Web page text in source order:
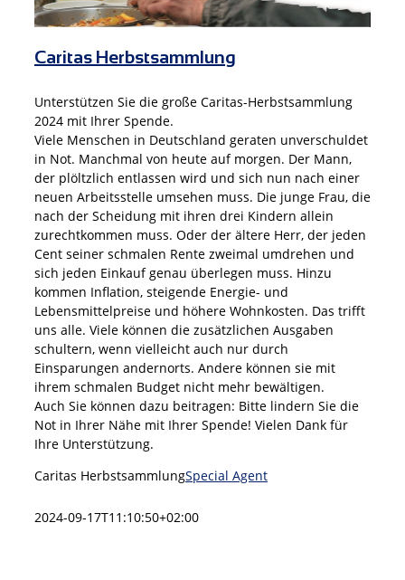
Caritas Herbstsammlung
Unterstützen Sie die große Caritas-Herbstsammlung
2024 mit Ihrer Spende.
Viele Menschen in Deutschland geraten unverschuldet
in Not. Manchmal von heute auf morgen. Der Mann,
der plöltzlich entlassen wird und sich nun nach einer
neuen Arbeitsstelle umsehen muss. Die junge Frau, die
nach der Scheidung mit ihren drei Kindern allein
zurechtkommen muss. Oder der ältere Herr, der jeden
Cent seiner schmalen Rente zweimal umdrehen und
sich jeden Einkauf genau überlegen muss. Hinzu
kommen Inflation, steigende Energie- und
Lebensmittelpreise und höhere Wohnkosten. Das trifft
uns alle. Viele können die zusätzlichen Ausgaben
schultern, wenn vielleicht auch nur durch
Einsparungen andernorts. Andere können sie mit
ihrem schmalen Budget nicht mehr bewältigen.
Auch Sie können dazu beitragen: Bitte lindern Sie die
Not in Ihrer Nähe mit Ihrer Spende! Vielen Dank für
Ihre Unterstützung.
Caritas HerbstsammlungSpecial Agent
2024-09-17T11:10:50+02:00